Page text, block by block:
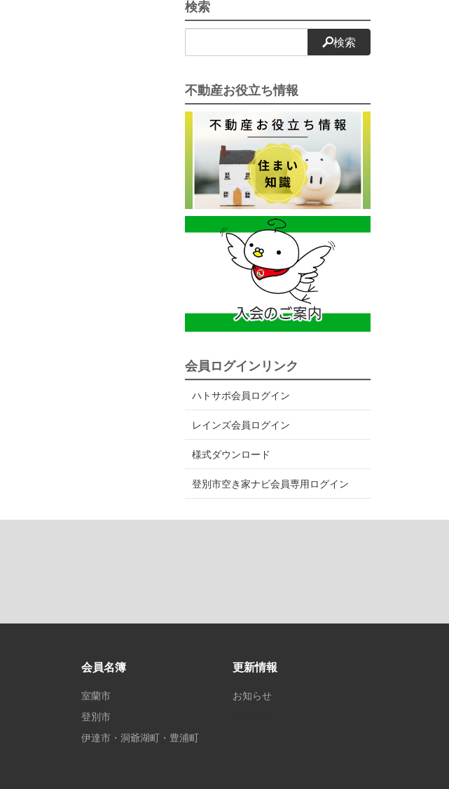
検索
検索
不動産お役立ち情報
会員ログインリンク
ハトサポ会員ログイン
レインズ会員ログイン
様式ダウンロード
登別市空き家ナビ会員専用ログイン
会員名簿
室蘭市
登別市
伊達市・洞爺湖町・豊浦町
更新情報
お知らせ